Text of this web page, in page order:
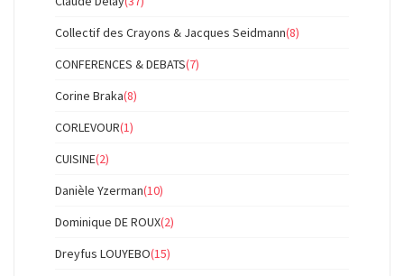
Collectif des Crayons & Jacques Seidmann(8)
CONFERENCES & DEBATS(7)
Corine Braka(8)
CORLEVOUR(1)
CUISINE(2)
Danièle Yzerman(10)
Dominique DE ROUX(2)
Dreyfus LOUYEBO(15)